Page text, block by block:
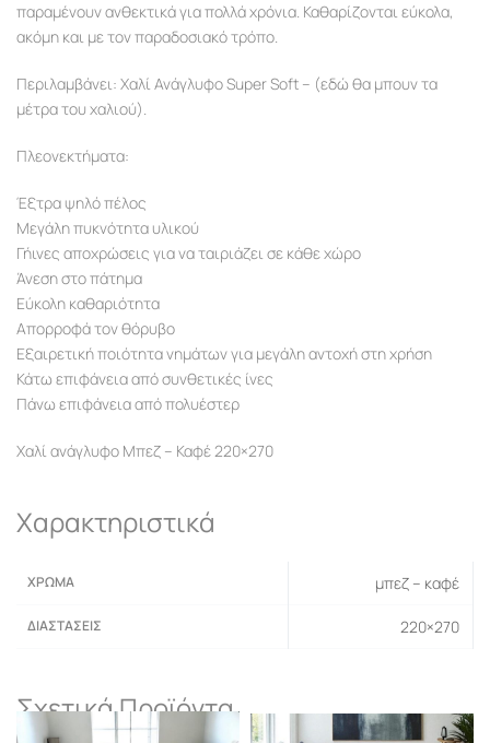
παραμένουν ανθεκτικά για πολλά χρόνια. Καθαρίζονται εύκολα,
ακόμη και με τον παραδοσιακό τρόπο.
Περιλαμβάνει: Χαλί Ανάγλυφο Super Soft – (εδώ θα μπουν τα
μέτρα του χαλιού).
Πλεονεκτήματα:
Έξτρα ψηλό πέλος
Μεγάλη πυκνότητα υλικού
Γήινες αποχρώσεις για να ταιριάζει σε κάθε χώρο
Άνεση στο πάτημα
Εύκολη καθαριότητα
Απορροφά τον θόρυβο
Εξαιρετική ποιότητα νημάτων για μεγάλη αντοχή στη χρήση
Κάτω επιφάνεια από συνθετικές ίνες
Πάνω επιφάνεια από πολυέστερ
Χαλί ανάγλυφο Μπεζ – Καφέ 220×270
Χαρακτηριστικά
ΧΡΏΜΑ μπεζ – καφέ
ΔΙΑΣΤΆΣΕΙΣ 220×270
Σχετικά Προϊόντα